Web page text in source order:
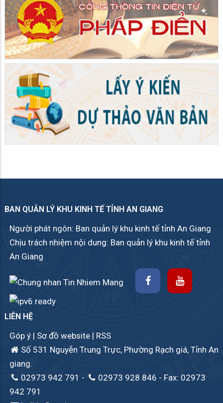
BAN QUẢN LÝ KHU KINH TẾ TỈNH AN GIANG
Người phát ngôn: Ban quản lý khu kinh tế tỉnh An Giang
Chịu trách nhiệm nội dung: Ban quản lý khu kinh tế tỉnh
An Giang
LIÊN HỆ
Góp ý | Sơ đồ website | RSS
Số 531 Nguyễn Trung Trực, Phường Rạch giá, Tỉnh An
giang.
02973 942 791 - 02973 928 846 - Fax: 02973
942 791